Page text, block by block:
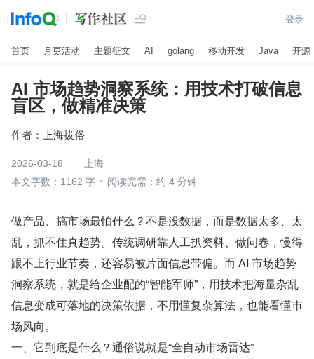
 登录
首页 月更活动 主题征文 AI golang 移动开发 Java 开源
AI 市场趋势洞察系统：用技术打破信息
盲区，做精准决策
作者： 上海拔俗
2026-03-18
上海
本文字数：1162 字
阅读完需：约 4 分钟
做产品、搞市场最怕什么？不是没数据，而是数据太多、太
乱，抓不住真趋势。传统调研靠人工扒资料、做问卷，慢得
跟不上行业节奏，还容易被片面信息带偏。而 AI 市场趋势
洞察系统，就是给企业配的“智能军师”，用技术把海量杂乱
信息变成可落地的决策依据，不用懂复杂算法，也能看懂市
场风向。
一、它到底是什么？通俗说就是“全自动市场雷达”